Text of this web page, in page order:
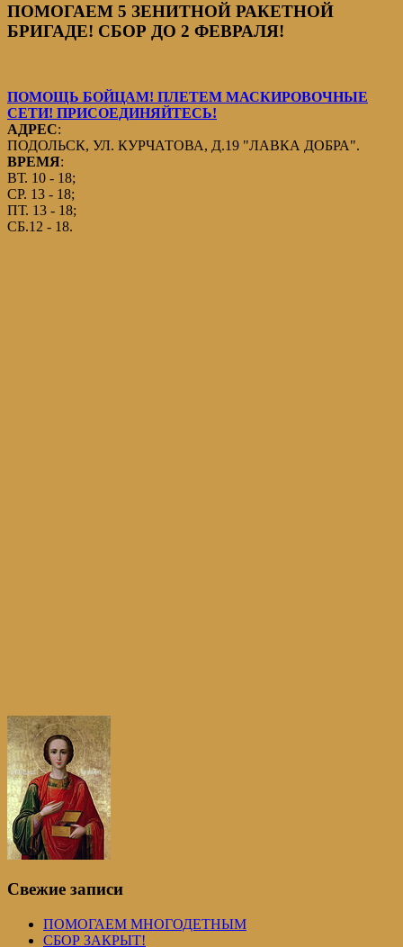
ПОМОГАЕМ 5 ЗЕНИТНОЙ РАКЕТНОЙ
БРИГАДЕ! СБОР ДО 2 ФЕВРАЛЯ!
ПОМОЩЬ БОЙЦАМ! ПЛЕТЕМ МАСКИРОВОЧНЫЕ
СЕТИ! ПРИСОЕДИНЯЙТЕСЬ!
АДРЕС:
ПОДОЛЬСК, УЛ. КУРЧАТОВА, Д.19 "ЛАВКА ДОБРА".
ВРЕМЯ:
ВТ. 10 - 18;
СР. 13 - 18;
ПТ. 13 - 18;
СБ.12 - 18.
Свежие записи
ПОМОГАЕМ МНОГОДЕТНЫМ
СБОР ЗАКРЫТ!